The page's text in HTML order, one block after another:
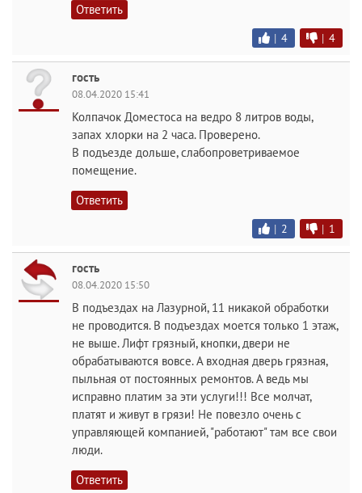
Ответить
| 4 | 4
гость
08.04.2020 15:41
Колпачок Доместоса на ведро 8 литров воды,
запах хлорки на 2 часа. Проверено.
В подъезде дольше, слабопроветриваемое
помещение.
Ответить
| 2 | 1
гость
08.04.2020 15:50
В подъездах на Лазурной, 11 никакой обработки
не проводится. В подъездах моется только 1 этаж,
не выше. Лифт грязный, кнопки, двери не
обрабатываются вовсе. А входная дверь грязная,
пыльная от постоянных ремонтов. А ведь мы
исправно платим за эти услуги!!! Все молчат,
платят и живут в грязи! Не повезло очень с
управляющей компанией, "работают" там все свои
люди.
Ответить